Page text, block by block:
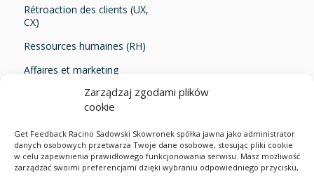
Zarządzaj zgodami plików
cookie
Get Feedback Racino Sadowski Skowronek spółka jawna jako administrator
danych osobowych przetwarza Twoje dane osobowe, stosując pliki cookie
w celu zapewnienia prawidłowego funkcjonowania serwisu. Masz możliwość
zarządzać swoimi preferencjami dzięki wybraniu odpowiedniego przycisku,
Rétroaction des clients (UX,
CX)
Ressources humaines (RH)
Affaires et marketing